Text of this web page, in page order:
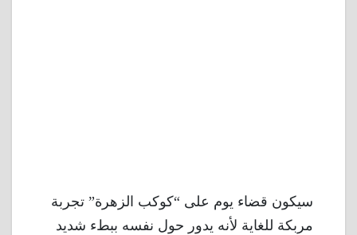
سيكون قضاء يوم على “كوكب الزهرة” تجربة
مربكة للغاية لأنه يدور حول نفسه ببطء شديد